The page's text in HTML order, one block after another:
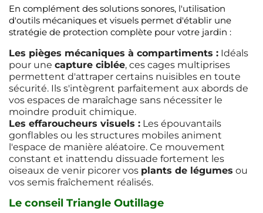
En complément des solutions sonores, l'utilisation
d'outils mécaniques et visuels permet d'établir une
stratégie de protection complète pour votre jardin :
Les pièges mécaniques à compartiments : Idéals
pour une capture ciblée, ces cages multiprises
permettent d'attraper certains nuisibles en toute
sécurité. Ils s'intègrent parfaitement aux abords de
vos espaces de maraîchage sans nécessiter le
moindre produit chimique.
Les effaroucheurs visuels : Les épouvantails
gonflables ou les structures mobiles animent
l'espace de manière aléatoire. Ce mouvement
constant et inattendu dissuade fortement les
oiseaux de venir picorer vos plants de légumes ou
vos semis fraîchement réalisés.
Le conseil Triangle Outillage